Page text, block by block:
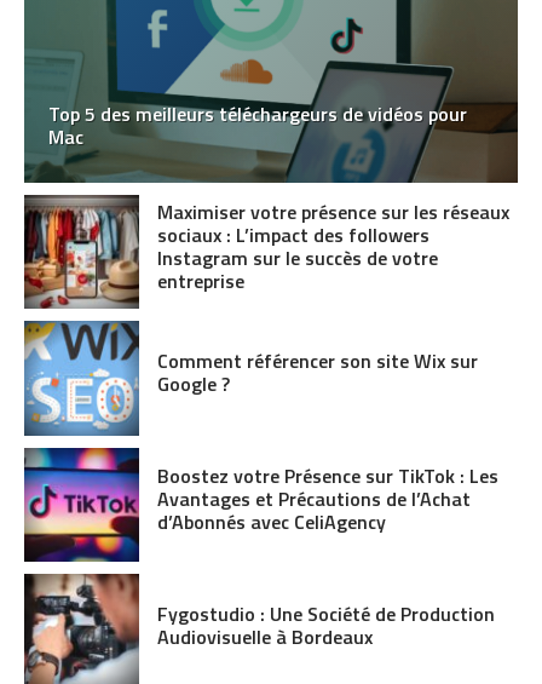
Top 5 des meilleurs téléchargeurs de vidéos pour
Mac
Maximiser votre présence sur les réseaux
sociaux : L’impact des followers
Instagram sur le succès de votre
entreprise
Comment référencer son site Wix sur
Google ?
Boostez votre Présence sur TikTok : Les
Avantages et Précautions de l’Achat
d’Abonnés avec CeliAgency
Fygostudio : Une Société de Production
Audiovisuelle à Bordeaux